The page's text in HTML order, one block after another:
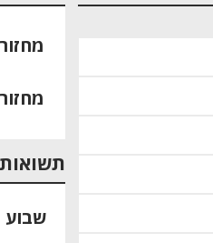
תשואות
שבוע